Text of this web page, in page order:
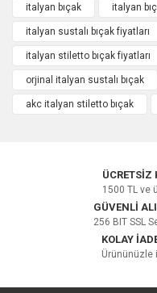
italyan bıçak
italyan
italyan sustalı bıçak fiyatları
italyan stiletto bıçak fiyatları
orjinal italyan sustalı bıçak
akc italyan stiletto bıçak
ÜCRETSİZ
1500 TL ve
GÜVENLİ
256 BIT SSL
KOLAY
Ürününüzle